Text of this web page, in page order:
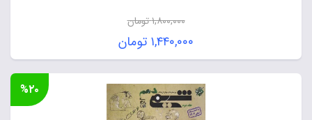
۱,۸۰۰,۰۰۰تومان
قیمت
اصلی:
۱,۸۰۰,۰۰۰ تومان
بود.
۱,۴۴۰,۰۰۰ تومان
قیمت
فعلی:
۱,۴۴۰,۰۰۰ تومان.
%۲۰